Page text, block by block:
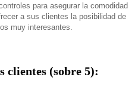
para asegurar la comodidad
a sus clientes la posibilidad de
muy interesantes.
clientes (sobre 5):